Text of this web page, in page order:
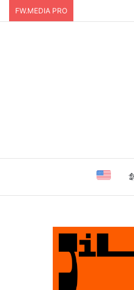
FW.MEDIA PRO